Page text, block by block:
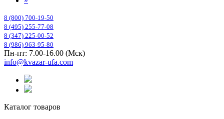
8 (800) 700-19-50
8 (495) 255-77-08
8 (347) 225-00-52
8 (986) 963-95-80
Пн-пт: 7.00-16.00 (Мск)
info@kvazar-ufa.com
Каталог товаров